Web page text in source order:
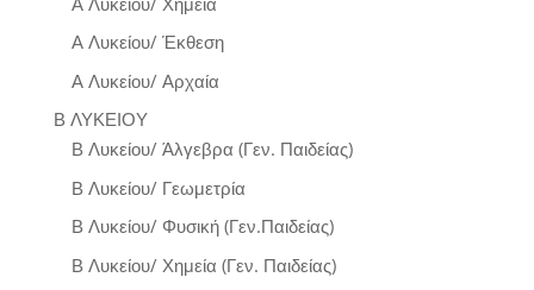
Α Λυκείου/ Έκθεση
Α Λυκείου/ Αρχαία
Β ΛΥΚΕΙΟΥ
Β Λυκείου/ Άλγεβρα (Γεν. Παιδείας)
Β Λυκείου/ Γεωμετρία
Β Λυκείου/ Φυσική (Γεν.Παιδείας)
Β Λυκείου/ Χημεία (Γεν. Παιδείας)